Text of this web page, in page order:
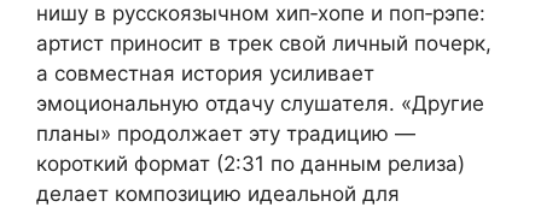
нишу в русскоязычном хип‑хопе и поп‑рэпе:
артист приносит в трек свой личный почерк,
а совместная история усиливает
эмоциональную отдачу слушателя. «Другие
планы» продолжает эту традицию —
короткий формат (2:31 по данным релиза)
делает композицию идеальной для